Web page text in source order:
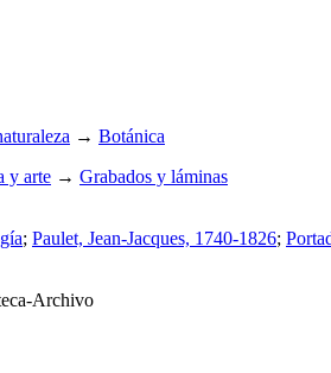
→ Botánica
y arte → Grabados y láminas
; Paulet, Jean-Jacques, 1740-1826;
Archivo